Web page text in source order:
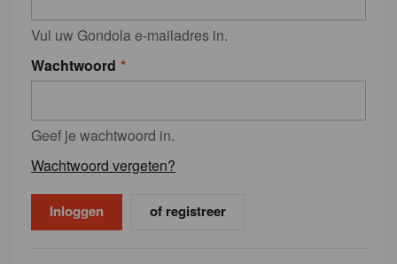
Vul uw Gondola e-mailadres in.
Wachtwoord
Geef je wachtwoord in.
Wachtwoord vergeten?
of registreer